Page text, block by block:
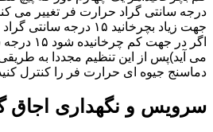
درجه سانتی گراد حرارت فر تغییر می
جهت زیاد بچرخانید ۱۵
اگر در جهت
می آید)پس از این تنظیم مجددا به
دماسنج جیوه ای حرارت فر را کنترل
سرویس و نگهداری اجاق